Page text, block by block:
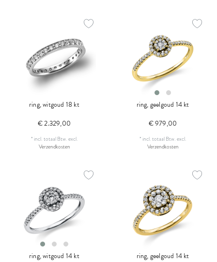
ring, witgoud 18 kt
€ 2.329,00
* incl. totaal Btw.excl.
Verzendkosten
ring, geelgoud 14 kt
€ 979,00
* incl. totaal Btw.excl.
Verzendkosten
ring, witgoud 14 kt
ring, geelgoud 14 kt